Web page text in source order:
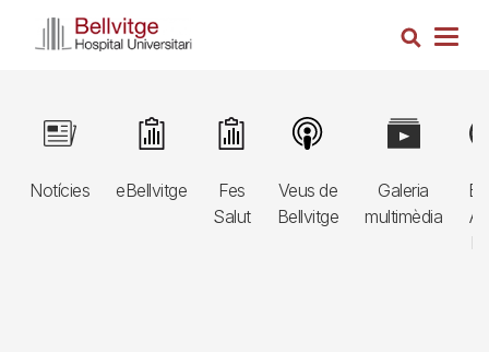
Cerca
Navegació
principal
3r
Notícies
Image
eBellvitge
Image
Fes
Salut
Image
Veus de
Bellvitge
Image
Galeria
multimèdia
Image